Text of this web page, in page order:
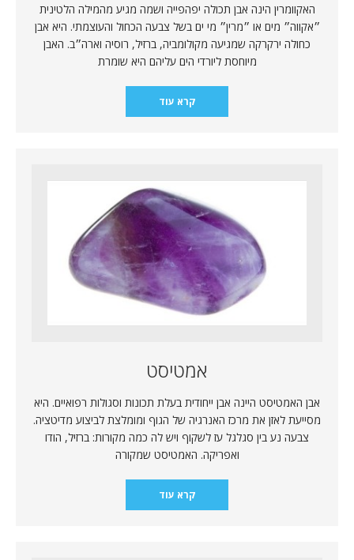
האקוומרין הינה אבן תכולה יפהפייה ושמה מגיע מהמילה הלטינית
״אקווה״ מים או ״מרין״ מי ים בשל צבעה הכחול והעוצמתי. היא אבן
כחולה ירקרקה שמגיעה מקולומביה, ברזיל, רוסיה וארה״ב. האבן
מיוחסת ליורדי הים עליהם היא שומרת
קרא עוד
אמטיסט
אבן האמטיסט היינה אבן ייחודית בעלת תכונות וסגולות רפואיים. היא
מסייעת לאזן את מרכז האנרגיה של הגוף ומומלצת לביצוע מדיטציה.
צבעה נע בין סגלגל עז לשקוף ויש לה כמה מקורות: ברזיל, הודו
ואפריקה. האמטיסט שמקורה
קרא עוד